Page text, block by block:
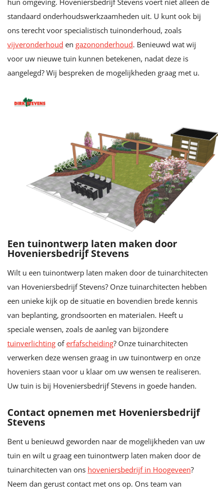
standaard onderhoudswerkzaamheden uit. U kunt ook bij
ons terecht voor specialistisch tuinonderhoud, zoals
vijveronderhoud en gazononderhoud. Benieuwd wat wij
voor uw nieuwe tuin kunnen betekenen, nadat deze is
aangelegd? Wij bespreken de mogelijkheden graag met u.
Een tuinontwerp laten maken door
Hoveniersbedrijf Stevens
Wilt u een tuinontwerp laten maken door de tuinarchitecten
van Hoveniersbedrijf Stevens? Onze tuinarchitecten hebben
een unieke kijk op de situatie en bovendien brede kennis
van beplanting, grondsoorten en materialen. Heeft u
speciale wensen, zoals de aanleg van bijzondere
tuinverlichting oferfafscheiding? Onze tuinarchitecten
verwerken deze wensen graag in uw tuinontwerp en onze
hoveniers staan voor u klaar om uw wensen te realiseren.
Uw tuin is bij Hoveniersbedrijf Stevens in goede handen.
Contact opnemen met Hoveniersbedrijf
Stevens
Bent u benieuwd geworden naar de mogelijkheden van uw
tuin en wilt u graag een tuinontwerp laten maken door de
tuinarchitecten van ons hoveniersbedrijf in Hoogeveen?
Neem dan gerust contact met ons op. Ons team van